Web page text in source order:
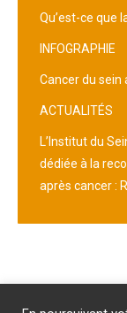
Qu’est-ce que
INFOGRAPHIE
Cancer du sein
ACTUALITÉS
L’Institut du
dédiée à la
après cancer :